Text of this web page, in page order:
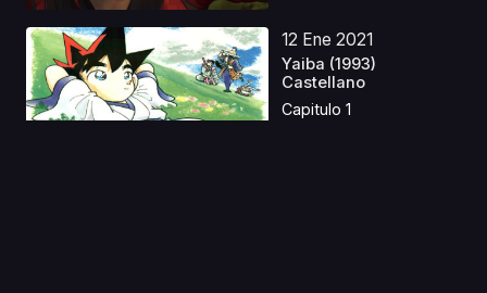
12 Ene 2021
Yaiba (1993)
Castellano
Capitulo 1